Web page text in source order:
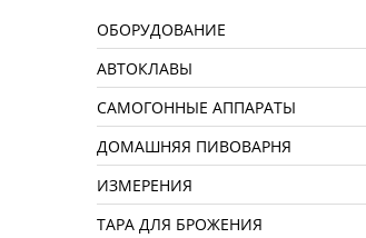
ОБОРУДОВАНИЕ
АВТОКЛАВЫ
САМОГОННЫЕ АППАРАТЫ
ДОМАШНЯЯ ПИВОВАРНЯ
ИЗМЕРЕНИЯ
ТАРА ДЛЯ БРОЖЕНИЯ